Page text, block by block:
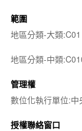
範圍
地區分類-大類
地區分類-中類
管理權
數位化執行單位:
授權聯絡窗口